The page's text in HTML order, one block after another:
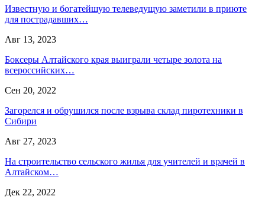
Известную и богатейшую телеведущую заметили в приюте
для пострадавших…
Авг 13, 2023
Боксеры Алтайского края выиграли четыре золота на
всероссийских…
Сен 20, 2022
Загорелся и обрушился после взрыва склад пиротехники в
Сибири
Авг 27, 2023
На строительство сельского жилья для учителей и врачей в
Алтайском…
Дек 22, 2022